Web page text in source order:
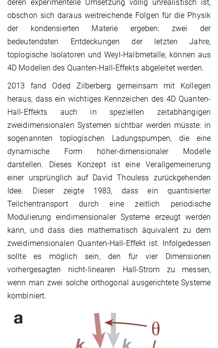
deren experimentelle Umsetzung völlig unrealistisch ist,
obschon sich daraus weitreichende Folgen für die Physik
der kondensierten Materie ergeben: zwei der
bedeutendsten Entdeckungen der letzten Jahre,
toplogische Isolatoren und Weyl-Halbmetalle, können aus
4D Modellen des Quanten-Hall-Effekts abgeleitet werden.
2013 fand Oded Zilberberg gemeinsam mit Kollegen
heraus, dass ein wichtiges Kennzeichen des 4D Quanten-
Hall-Effekts auch in speziellen zeitabhängigen
zweidimensionalen Systemen sichtbar werden müsste: in
sogenannten toplogischen Ladungspumpen, die eine
dynamische Form höher-dimensionaler Modelle
darstellen. Dieses Konzept ist eine Verallgemeinerung
einer ursprünglich auf David Thouless zurückgehenden
Idee. Dieser zeigte 1983, dass ein quantisierter
Teilchentransport durch eine zeitlich periodische
Modulierung eindimensionaler Systeme erzeugt werden
kann, und dass dies mathematisch äquivalent zu dem
zweidimensionalen Quanten-Hall-Effekt ist. Infolgedessen
sollte es möglich sein, den für vier Dimensionen
vorhergesagten nicht-linearen Hall-Strom zu messen,
wenn man zwei solche orthogonal ausgerichtete Systeme
kombiniert.